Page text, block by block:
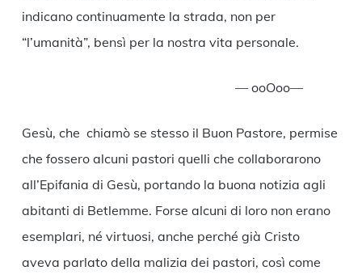
indicano continuamente la strada, non per
“l’umanità”, bensì per la nostra vita personale.
— ooOoo—
Gesù, che chiamò se stesso il Buon Pastore, permise
che fossero alcuni pastori quelli che collaborarono
all’Epifania di Gesù, portando la buona notizia agli
abitanti di Betlemme. Forse alcuni di loro non erano
esemplari, né virtuosi, anche perché già Cristo
aveva parlato della malizia dei pastori, così come